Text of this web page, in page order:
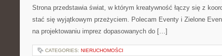
Strona przedstawia świat, w którym kreatywność łączy się z
stać się wyjątkowym przeżyciem. Polecam Eventy i Zielone
na projektowaniu imprez dopasowanych do […]
CATEGORIES: NIERUCHOMOŚCI